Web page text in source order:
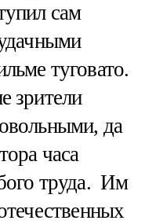
сам
туговато.
зрители
да
часа
труда. Им